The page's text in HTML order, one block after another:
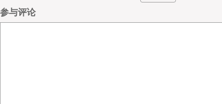
需求缩量市场成因分析
参与评论